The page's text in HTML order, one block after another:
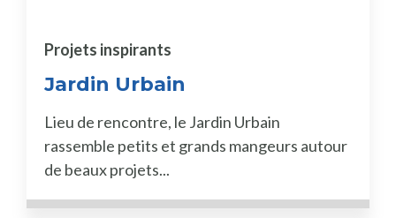
Jardin Urbain
Projets inspirants
Lieu de rencontre, le Jardin Urbain
rassemble petits et grands mangeurs autour
de beaux projets...